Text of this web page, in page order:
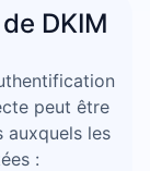
DKIM
peut être
les
: